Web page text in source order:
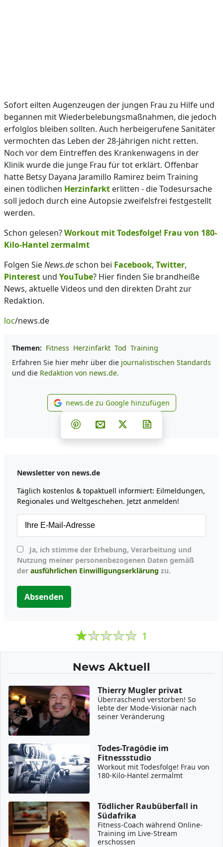
Sofort eilten Augenzeugen der jungen Frau zu Hilfe und
begannen mit Wiederbelebungsmaßnahmen, die jedoch
erfolglos bleiben sollten. Auch herbeigerufene Sanitäter
vermochten das Leben der 28-Jährigen nicht retten.
Noch vor dem Eintreffen des Krankenwagens in der
Klinik wurde die junge Frau für tot erklärt. Offenbar
hatte Betsy Dayana Jaramillo Ramirez beim Training
einen tödlichen Herzinfarkt erlitten - die Todesursache
soll jedoch durch eine Autopsie zweifelsfrei festgestellt
werden.
Schon gelesen?Workout mit Todesfolge! Frau von 180-
Kilo-Hantel zermalmt
Folgen SieNews.deschon bei Facebook, Twitter,
Pinterest und YouTube? Hier finden Sie brandheiße
News, aktuelle Videos und den direkten Draht zur
Redaktion.
loc/news.de
Themen: Fitness Herzinfarkt Tod Training
Erfahren Sie hier mehr über die journalistischen Standards
und die Redaktion von news.de.
news.de zu Google
news.de zu Google hinzufügen
Teilen auf Facebook
Teilen auf Whatsapp
Teilen auf Telegram
Teilen auf Pinterest
Per E-Mail teilen
Post auf X
Newsletter von news.de
Täglich kostenlos & topaktuell informiert: Eilmeldungen,
Regionales und Weltgeschehen. Jetzt anmelden!
Nutzung meiner personenbezogenen Daten gemäß
der ausführlichen Einwilligungserklärung zu.
Absenden
1
News Aktuell
Thierry Mugler privat
Überraschend verstorben! So
lebte der Mode-Visionär nach
seiner Veränderung
Todes-Tragödie im
Fitnessstudio
Workout mit Todesfolge! Frau von
180-Kilo-Hantel zermalmt
Tödlicher Raubüberfall in
Südafrika
Fitness-Coach während Online-
Training im Live-Stream
erschossen